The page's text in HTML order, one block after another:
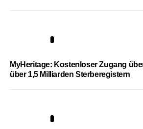
MyHeritage: Kostenloser Zugang
über 1,5 Milliarden Sterberegistern